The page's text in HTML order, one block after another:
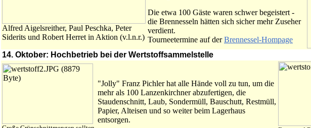
Alfred Aigelsreither, Paul Peschka, Peter
Siderits und Robert Herret in Aktion (v.l.n.r.)
Die etwa 100 Gäste waren schwer begeistert -
die Brennesseln hätten sich sicher mehr Zuseher
verdient.
Tourneetermine auf derBrennessel-Hompage
14. Oktober: Hochbetrieb bei der Wertstoffsammelstelle
"Jolly" Franz Pichler hat alle Hände voll zu tun, um die
mehr als 100 Lanzenkirchner abzufertigen, die
Staudenschnitt, Laub, Sondermüll, Bauschutt, Restmüll,
Papier, Alteisen und so weiter beim Lagerhaus
entsorgen.